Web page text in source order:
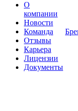
О
компании
Новости
Команда
Отзывы
Карьера
Лицензии
Документы